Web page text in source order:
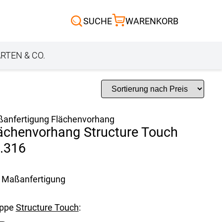
SUCHE WARENKORB
Scheibengardinen
& CO.
Flächenvorhang
Structure Touch
Maßanfertigung
Structure Touch: